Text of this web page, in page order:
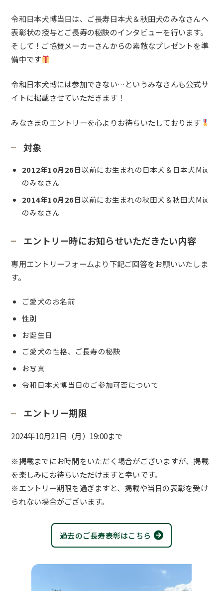
令和日本犬博当日は、ご長寿日本犬＆秋田犬のみなさんへ
表彰状の授与とご長寿の秘訣のインタビューを行います。
そして！ご協賛メーカーさんからの素敵なプレゼントを準
備中です
令和日本犬博には参加できない…というみなさんも公式サ
イトに掲載させていただきます！
みなさまのエントリーを心よりお待ちいたしております
対象
2012年10月26日以前にお生まれの日本犬＆日本犬Mix
のみなさん
2014年10月26日以前にお生まれの秋田犬＆秋田犬Mix
のみなさん
エントリー時にお知らせいただきたい内容
専用エントリーフォームより下記ご回答をお願いいたしま
す。
ご愛犬のお名前
性別
お誕生日
ご愛犬の性格、ご長寿の秘訣
お写真
令和日本犬博当日のご参加可否について
エントリー期限
2024年10月21日（月）19:00まで
※掲載までにお時間をいただく場合がございますが、掲載
を楽しみにお待ちいただけますと幸いです。
※エントリー期限を過ぎますと、掲載や当日の表彰を受け
られない場合がございます。
過去のご長寿表彰はこちら